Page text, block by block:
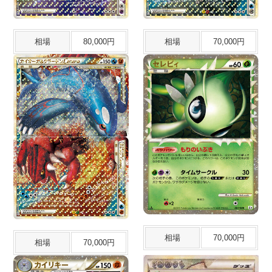
相場 80,000円 相場 70,000円
相場 70,000円
相場 70,000円